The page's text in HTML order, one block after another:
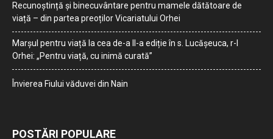
Recunoștință și binecuvântare pentru mamele dătătoare de
viață – din partea preoților Vicariatului Orhei
Marșul pentru viață la cea de-a II-a ediție în s. Lucășeuca, r-l
Orhei: „Pentru viață, cu inimă curată”
Învierea Fiului văduvei din Nain
POSTĂRI POPULARE